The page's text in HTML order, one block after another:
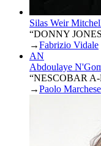
Silas Weir
“DONNY
→Fabrizio Vidale
AN
Abdoulaye
“NESCOBAR
→Paolo Marchese